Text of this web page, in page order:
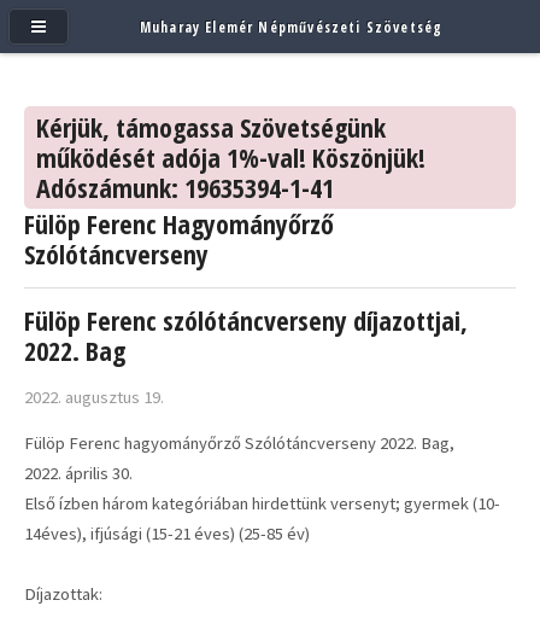
Kérjük, támogassa Szövetségünk
működését adója 1%-val! Köszönjük!
Adószámunk: 19635394-1-41
Fülöp Ferenc Hagyományőrző
Szólótáncverseny
Fülöp Ferenc szólótáncverseny díjazottjai,
2022. Bag
2022. augusztus 19.
Fülöp Ferenc hagyományőrző Szólótáncverseny 2022. Bag,
2022. április 30.
Első ízben három kategóriában hirdettünk versenyt; gyermek (10-
14éves), ifjúsági (15-21 éves) (25-85 év)
Díjazottak:
Muharay Elemér Népművészeti Szövetség